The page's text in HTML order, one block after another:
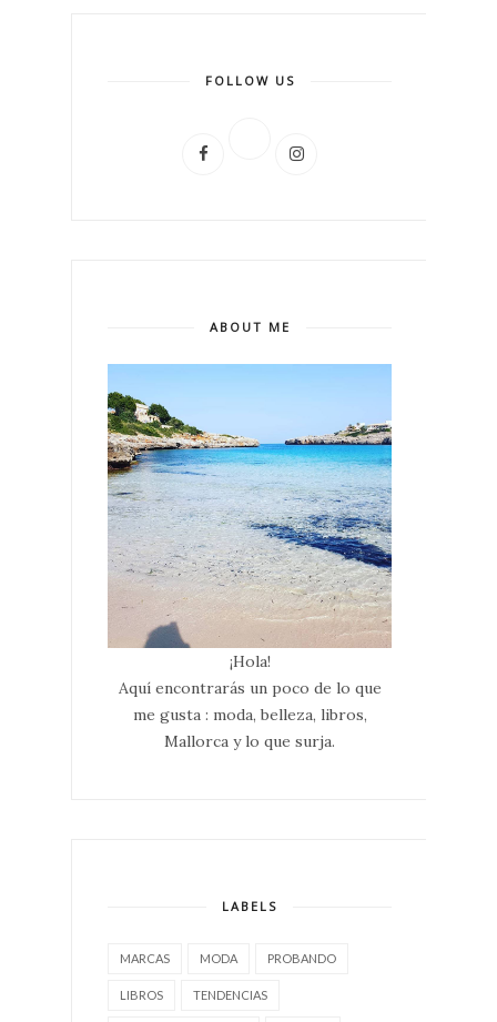
FOLLOW US
ABOUT ME
¡Hola!
Aquí encontrarás un poco de lo que
me gusta : moda, belleza, libros,
Mallorca y lo que surja.
LABELS
MARCAS MODA PROBANDO
LIBROS TENDENCIAS